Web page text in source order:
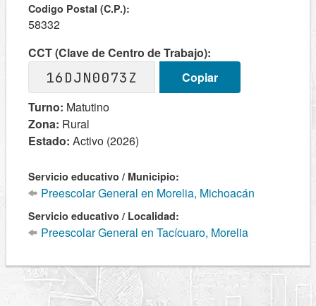
Codigo Postal (C.P.):
58332
CCT (Clave de Centro de Trabajo):
16DJN0073Z
Copiar
Turno: Matutino
Zona: Rural
Estado: Activo (2026)
Servicio educativo / Municipio:
Preescolar General en Morelia, Michoacán
Servicio educativo / Localidad:
Preescolar General en Tacícuaro, Morelia